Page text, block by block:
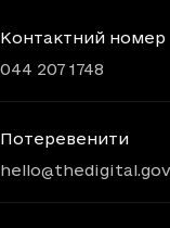
Контактний номер
044 207 1748
Потеревенити